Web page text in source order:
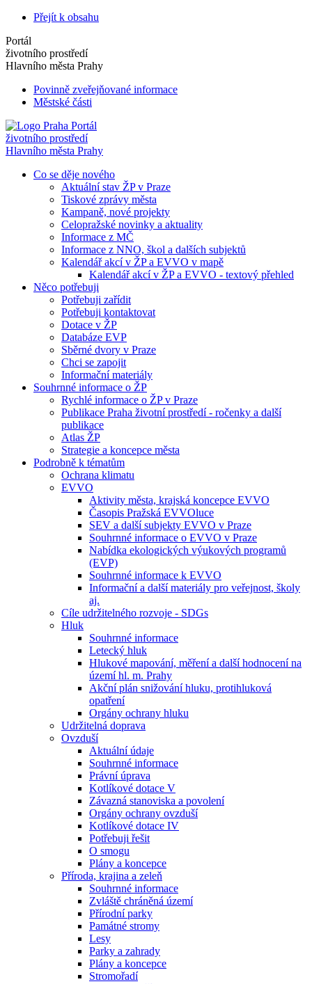
Přejít k obsahu
Portál
životního prostředí
Hlavního města Prahy
Povinně zveřejňované informace
Městské části
Portál
životního prostředí
Hlavního města Prahy
Co se děje nového
Aktuální stav ŽP v Praze
Tiskové zprávy města
Kampaně, nové projekty
Celopražské novinky a aktuality
Informace z MČ
Informace z NNO, škol a dalších subjektů
Kalendář akcí v ŽP a EVVO v mapě
Kalendář akcí v ŽP a EVVO - textový přehled
Něco potřebuji
Potřebuji zařídit
Potřebuji kontaktovat
Dotace v ŽP
Databáze EVP
Sběrné dvory v Praze
Chci se zapojit
Informační materiály
Souhrnné informace o ŽP
Rychlé informace o ŽP v Praze
Publikace Praha životní prostředí - ročenky a další
publikace
Atlas ŽP
Strategie a koncepce města
Podrobně k tématům
Ochrana klimatu
EVVO
Aktivity města, krajská koncepce EVVO
Časopis Pražská EVVOluce
SEV a další subjekty EVVO v Praze
Souhrnné informace o EVVO v Praze
Nabídka ekologických výukových programů
(EVP)
Souhrnné informace k EVVO
Informační a další materiály pro veřejnost, školy
aj.
Cíle udržitelného rozvoje - SDGs
Hluk
Souhrnné informace
Letecký hluk
Hlukové mapování, měření a další hodnocení na
území hl. m. Prahy
Akční plán snižování hluku, protihluková
opatření
Orgány ochrany hluku
Udržitelná doprava
Ovzduší
Aktuální údaje
Souhrnné informace
Právní úprava
Kotlíkové dotace V
Závazná stanoviska a povolení
Orgány ochrany ovzduší
Kotlíkové dotace IV
Potřebuji řešit
O smogu
Plány a koncepce
Příroda, krajina a zeleň
Souhrnné informace
Zvláště chráněná území
Přírodní parky
Památné stromy
Lesy
Parky a zahrady
Plány a koncepce
Stromořadí